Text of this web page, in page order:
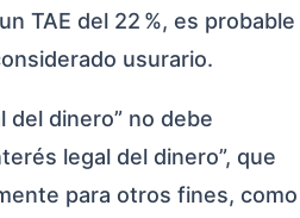
TAE del 22 %, es probable
usurario.
del dinero” no debe
legal del dinero”, que
para otros fines, como